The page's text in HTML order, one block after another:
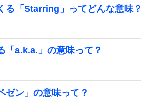
る「Starring」ってどんな意味？
「a.k.a.」の意味って？
ゼン」の意味って？